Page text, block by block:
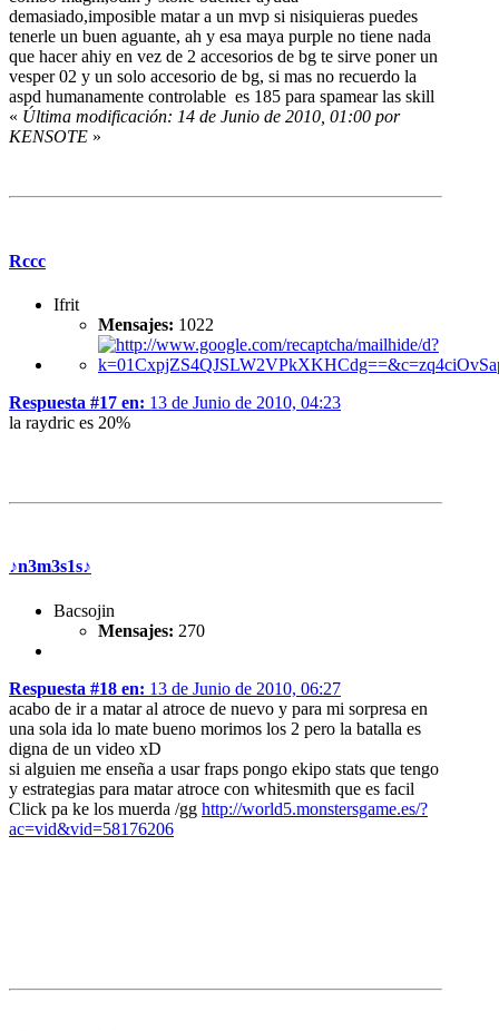
demasiado,imposible matar a un mvp si nisiquieras puedes
tenerle un buen aguante, ah y esa maya purple no tiene nada
que hacer ahiy en vez de 2 accesorios de bg te sirve poner un
vesper 02 y un solo accesorio de bg, si mas no recuerdo la
aspd humanamente controlable es 185 para spamear las skill
« Última modificación: 14 de Junio de 2010, 01:00 por
KENSOTE »
Rccc
Ifrit
Mensajes: 1022
Respuesta #17 en: 13 de Junio de 2010, 04:23
la raydric es 20%
♪n3m3s1s♪
Bacsojin
Mensajes: 270
Respuesta #18 en: 13 de Junio de 2010, 06:27
acabo de ir a matar al atroce de nuevo y para mi sorpresa en
una sola ida lo mate bueno morimos los 2 pero la batalla es
digna de un video xD
si alguien me enseña a usar fraps pongo ekipo stats que tengo
y estrategias para matar atroce con whitesmith que es facil
Click pa ke los muerda /gg http://world5.monstersgame.es/?
ac=vid&vid=58176206